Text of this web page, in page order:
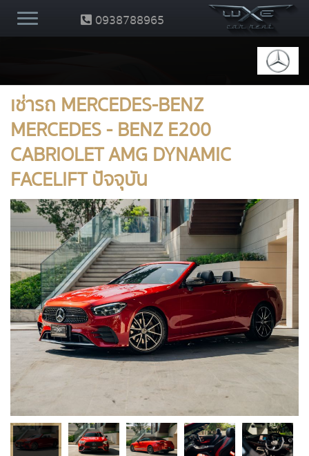
0938788965
เช่ารถ MERCEDES-BENZ
MERCEDES - BENZ E200
CABRIOLET AMG DYNAMIC
FACELIFT ปัจจุบัน